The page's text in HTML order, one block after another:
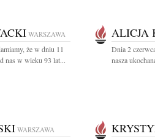
WARSZAWA
że w dniu 11
nas w wieku 93 lat...
ALICJA
Dnia 2
nasza
WARSZAWA